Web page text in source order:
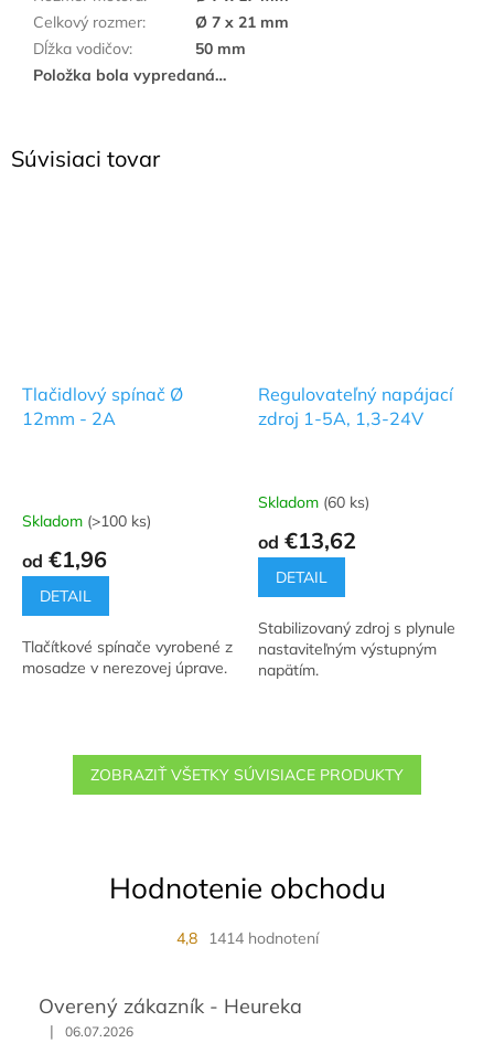
Súvisiaci tovar
Tlačidlový spínač Ø
12mm - 2A
Skladom (>100 ks)
od €1,96
DETAIL
Tlačítkové spínače vyrobené z
mosadze v nerezovej úprave.
Regulovateľný napájací
zdroj 1-5A, 1,3-24V
Priemerné
produktu
4,8
5
hviezdičiek.
Skladom (60 ks)
od €13,62
DETAIL
Stabilizovaný zdroj s plynule
nastaviteľným výstupným
napätím.
ZOBRAZIŤ VŠETKY SÚVISIACE PRODUKTY
Celkový rozmer:
Ø 7 x 21 mm
Dĺžka vodičov:
50 mm
Položka bola vypredaná…
Hodnotenie obchodu
4,8 1414 hodnotení
Overený zákazník - Heureka
| 06.07.2026